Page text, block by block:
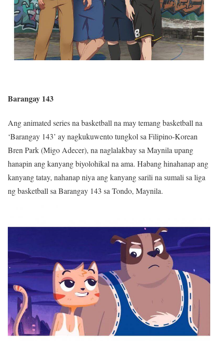
Barangay 143
Ang animated series na basketball na may temang basketball na
‘Barangay 143’ ay nagkukuwento tungkol sa Filipino-Korean
Bren Park (Migo Adecer), na naglalakbay sa Maynila upang
hanapin ang kanyang biyolohikal na ama. Habang hinahanap ang
kanyang tatay, nahanap niya ang kanyang sarili na sumali sa liga
ng basketball sa Barangay 143 sa Tondo, Maynila.